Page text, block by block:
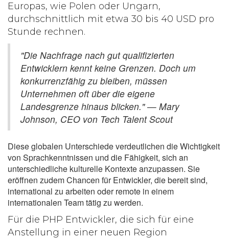
Europas, wie Polen oder Ungarn,
durchschnittlich mit etwa 30 bis 40 USD pro
Stunde rechnen.
"Die Nachfrage nach gut qualifizierten
Entwicklern kennt keine Grenzen. Doch um
konkurrenzfähig zu bleiben, müssen
Unternehmen oft über die eigene
Landesgrenze hinaus blicken." — Mary
Johnson, CEO von Tech Talent Scout
Diese globalen Unterschiede verdeutlichen die Wichtigkeit
von Sprachkenntnissen und die Fähigkeit, sich an
unterschiedliche kulturelle Kontexte anzupassen. Sie
eröffnen zudem Chancen für Entwickler, die bereit sind,
international zu arbeiten oder remote in einem
internationalen Team tätig zu werden.
Für die PHP Entwickler, die sich für eine
Anstellung in einer neuen Region